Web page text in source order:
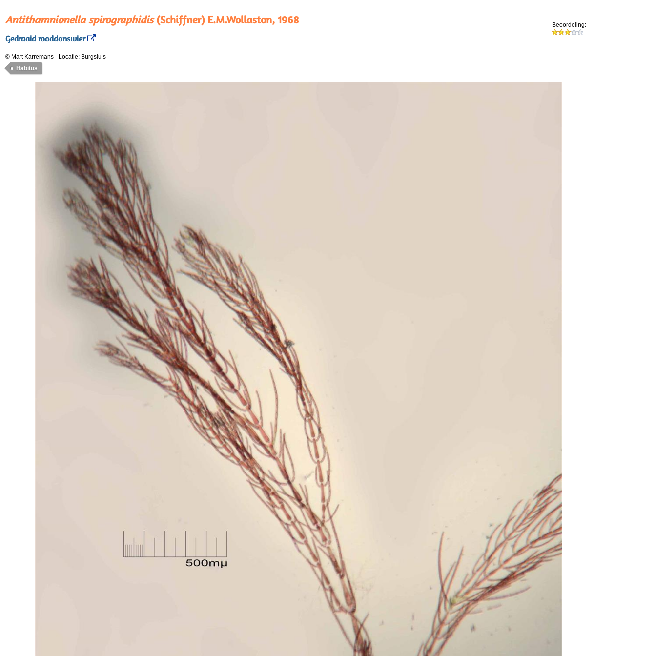
Antithamnionella spirographidis(Schiffner) E.M.Wollaston, 1968
Gedraaid rooddonswier
Beoordeling:
© Mart Karremans - Locatie: Burgsluis -
Habitus